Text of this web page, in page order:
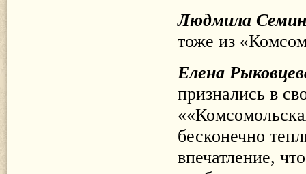
Людмила
тоже из
Елена
признались в
бесконечно
впечатление,